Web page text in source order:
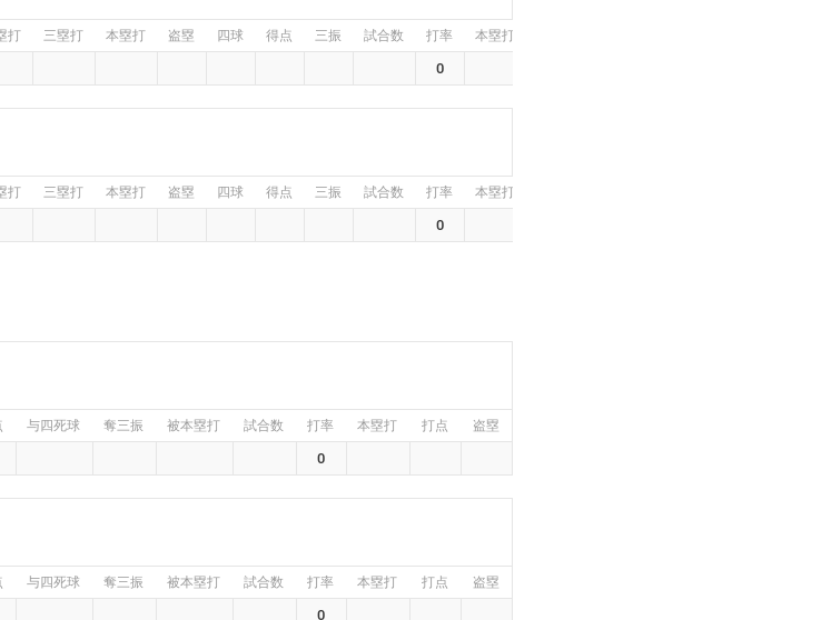
打 三塁打 本塁打 盗塁 四球 得点 三振 試合数 打率 本塁打
0
打 三塁打 本塁打 盗塁 四球 得点 三振 試合数 打率 本塁打
0
与四死球 奪三振 被本塁打 試合数 打率 本塁打 打点 盗塁
0
与四死球 奪三振 被本塁打 試合数 打率 本塁打 打点 盗塁
0